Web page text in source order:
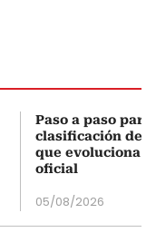
Paso a paso
clasificación del
que evoluciona
oficial
05/08/2026